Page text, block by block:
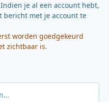
je al een account hebt,
bericht met je account te
worden goedgekeurd
zichtbaar is.